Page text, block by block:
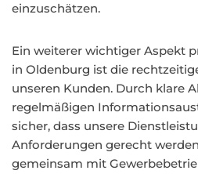
einzuschätzen.
Ein weiterer wichtiger Aspekt
in Oldenburg ist die
unseren Kunden. Durch klare
regelmäßigen
sicher, dass unsere
Anforderungen gerecht
gemeinsam mit